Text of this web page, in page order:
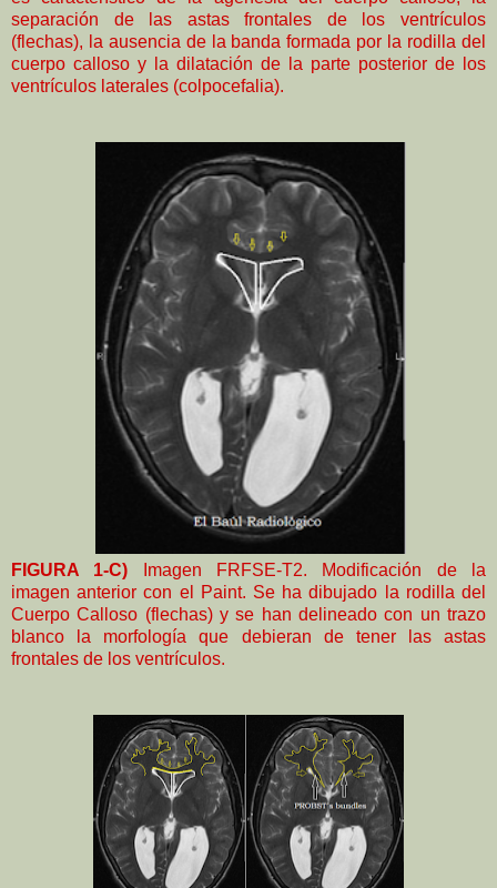
separación de las astas frontales de los ventrículos
(flechas), la ausencia de la banda formada por la rodilla del
cuerpo calloso y la dilatación de la parte posterior de los
ventrículos laterales (colpocefalia).
FIGURA 1-C) Imagen FRFSE-T2. Modificación de la
imagen anterior con el Paint. Se ha dibujado la rodilla del
Cuerpo Calloso (flechas) y se han delineado con un trazo
blanco la morfología que debieran de tener las astas
frontales de los ventrículos.